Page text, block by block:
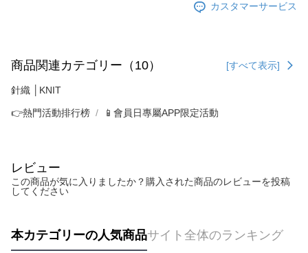
カスタマーサービス
商品関連カテゴリー（10） [すべて表示]
針織 │KNIT
👉熱門活動排行榜 📱會員日專屬APP限定活動
レビュー
この商品が気に入りましたか？購入された商品のレビューを投稿
してください
本カテゴリーの人気商品サイト全体のランキング